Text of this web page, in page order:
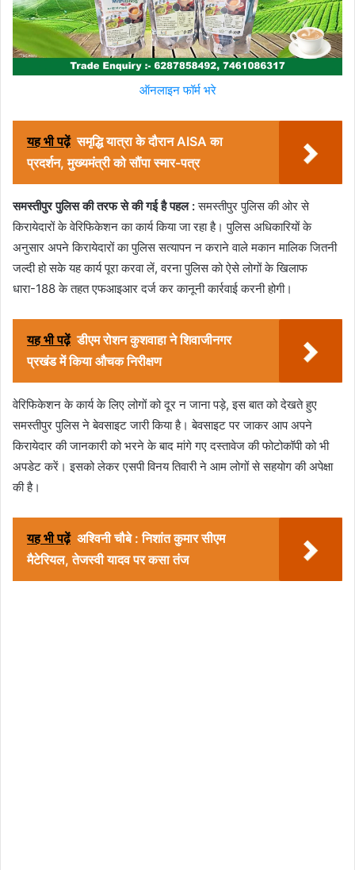
ऑनलाइन फॉर्म भरे
यह भी पढ़ें समृद्धि यात्रा के दौरान AISA का
प्रदर्शन, मुख्यमंत्री को सौंपा स्मार-पत्र
समस्तीपुर पुलिस की तरफ से की गई है पहल :समस्तीपुर पुलिस की ओर से
किरायेदारों के वेरिफिकेशन का कार्य किया जा रहा है। पुलिस अधिकारियों के
अनुसार अपने किरायेदारों का पुलिस सत्यापन न कराने वाले मकान मालिक जितनी
जल्दी हो सके यह कार्य पूरा करवा लें, वरना पुलिस को ऐसे लोगों के खिलाफ
धारा-188 के तहत एफआइआर दर्ज कर कानूनी कार्रवाई करनी होगी।
यह भी पढ़ें डीएम रोशन कुशवाहा ने शिवाजीनगर
प्रखंड में किया औचक निरीक्षण
वेरिफिकेशन के कार्य के लिए लोगों को दूर न जाना पड़े, इस बात को देखते हुए
समस्तीपुर पुलिस ने बेवसाइट जारी किया है। बेवसाइट पर जाकर आप अपने
किरायेदार की जानकारी को भरने के बाद मांगे गए दस्तावेज की फोटोकॉपी को भी
अपडेट करें। इसको लेकर एसपी विनय तिवारी ने आम लोगों से सहयोग की अपेक्षा
की है।
यह भी पढ़ें अश्विनी चौबे : निशांत कुमार सीएम
मैटेरियल, तेजस्वी यादव पर कसा तंज